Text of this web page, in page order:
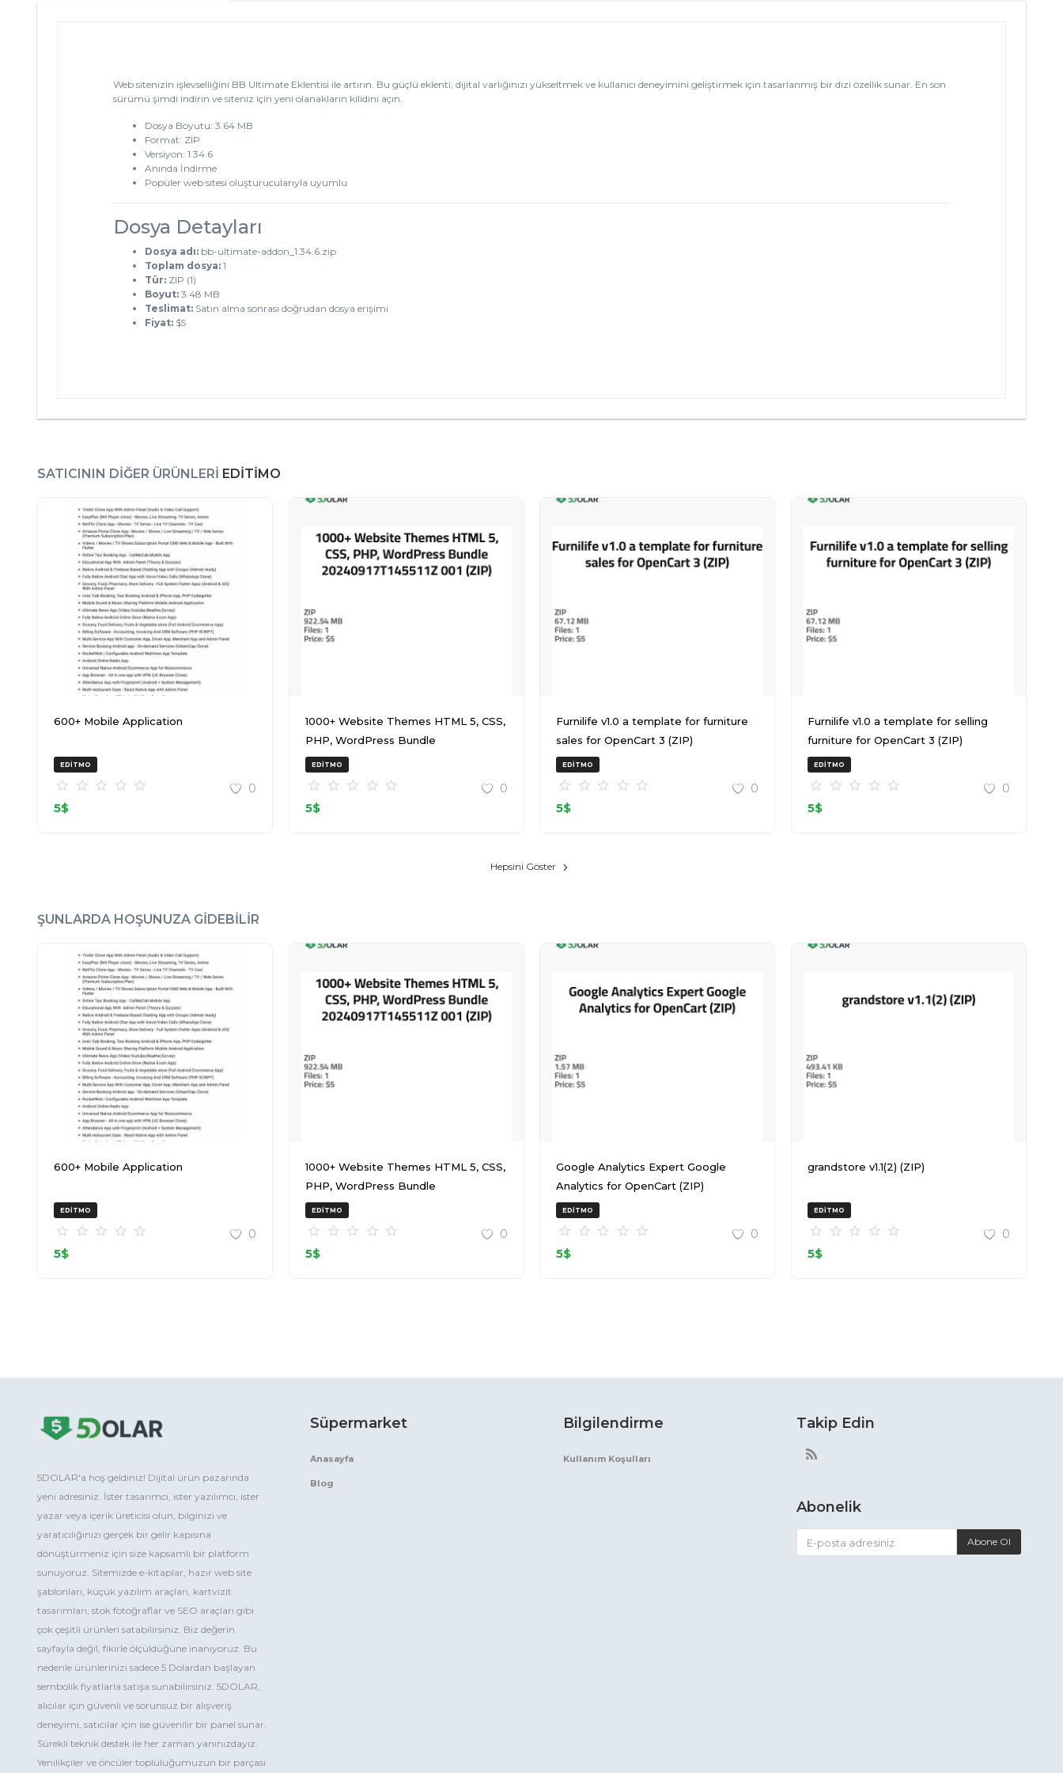
Web sitenizin işlevselliğini BB Ultimate Eklentisi ile artırın. Bu güçlü eklenti, dijital varlığınızı yükseltmek ve kullanıcı deneyimini geliştirmek için tasarlanmış bir dizi özellik sunar. En son
sürümü şimdi indirin ve siteniz için yeni olanakların kilidini açın.
Dosya Boyutu: 3.64 MB
Format: ZIP
Versiyon: 1.34.6
Anında İndirme
Popüler web sitesi oluşturucularıyla uyumlu
Dosya Detayları
Dosya adı: bb-ultimate-addon_1.34.6.zip
Toplam dosya: 1
Tür: ZIP (1)
Boyut: 3.48 MB
Teslimat: Satın alma sonrası doğrudan dosya erişimi
Fiyat: $5
SATICININ DIĞER ÜRÜNLERI EDITIMO
600+ Mobile Application
EDITMO
0
5$
1000+ Website Themes HTML 5, CSS,
PHP, WordPress Bundle
20240917T145511Z 001 (ZIP)
EDITMO
0
5$
Furnilife v1.0 a template for furniture
sales for OpenCart 3 (ZIP)
EDITMO
0
5$
Furnilife v1.0 a template for selling
furniture for OpenCart 3 (ZIP)
EDITMO
0
5$
Hepsini Göster
ŞUNLARDA HOŞUNUZA GIDEBILIR
600+ Mobile Application
EDITMO
0
5$
1000+ Website Themes HTML 5, CSS,
PHP, WordPress Bundle
20240917T145511Z 001 (ZIP)
EDITMO
0
5$
Google Analytics Expert Google
Analytics for OpenCart (ZIP)
EDITMO
0
5$
grandstore v1.1(2) (ZIP)
EDITMO
0
5$
5DOLAR'a hoş geldiniz! Dijital ürün pazarında
yeni adresiniz. İster tasarımcı, ister yazılımcı, ister
yazar veya içerik üreticisi olun, bilginizi ve
yaratıcılığınızı gerçek bir gelir kapısına
dönüştürmeniz için size kapsamlı bir platform
sunuyoruz. Sitemizde e-kitaplar, hazır web site
şablonları, küçük yazılım araçları, kartvizit
tasarımları, stok fotoğraflar ve SEO araçları gibi
çok çeşitli ürünleri satabilirsiniz. Biz değerin
sayfayla değil, fikirle ölçüldüğüne inanıyoruz. Bu
nedenle ürünlerinizi sadece 5 Dolardan başlayan
sembolik fiyatlarla satışa sunabilirsiniz. 5DOLAR,
alıcılar için güvenli ve sorunsuz bir alışveriş
deneyimi, satıcılar için ise güvenilir bir panel sunar.
Sürekli teknik destek ile her zaman yanınızdayız.
Yenilikçiler ve öncüler topluluğumuzun bir parçası
Süpermarket
Anasayfa
Blog
Bilgilendirme
Kullanım Koşulları
Takip Edin
Abonelik
Abone Ol